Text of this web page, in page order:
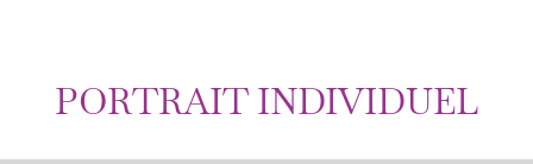
PORTRAIT INDIVIDUEL